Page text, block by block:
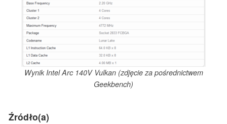
Wynik Intel Arc 140V Vulkan (zdjęcie za pośrednictwem
Geekbench)
Źródło(a)